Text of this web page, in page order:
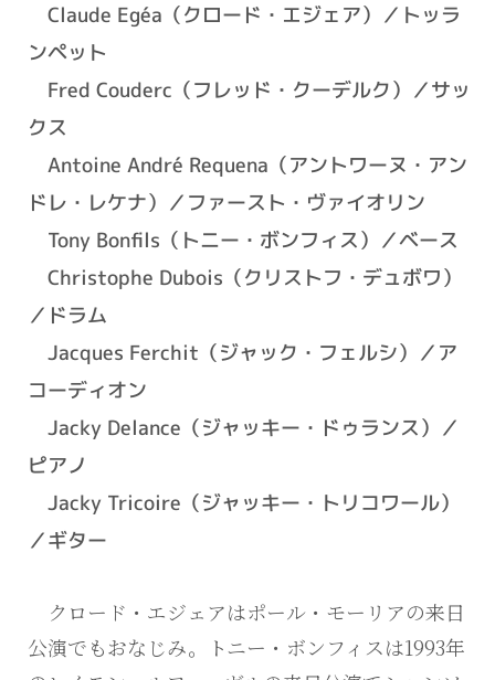
Claude Egéa（クロード・エジェア）／トッラ
ンペット
Fred Couderc（フレッド・クーデルク）／サッ
クス
Antoine André Requena（アントワーヌ・アン
ドレ・レケナ）／ファースト・ヴァイオリン
Tony Bonfils（トニー・ボンフィス）／ベース
Christophe Dubois（クリストフ・デュボワ）
／ドラム
Jacques Ferchit（ジャック・フェルシ）／ア
コーディオン
Jacky Delance（ジャッキー・ドゥランス）／
ピアノ
Jacky Tricoire（ジャッキー・トリコワール）
／ギター
クロード・エジェアはポール・モーリアの来日
公演でもおなじみ。トニー・ボンフィスは1993年